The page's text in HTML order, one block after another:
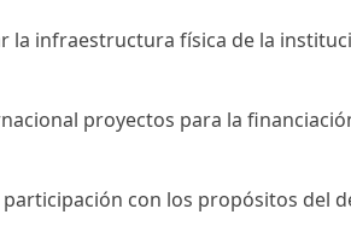
infraestructura física de la
proyectos para la
con los propósitos del